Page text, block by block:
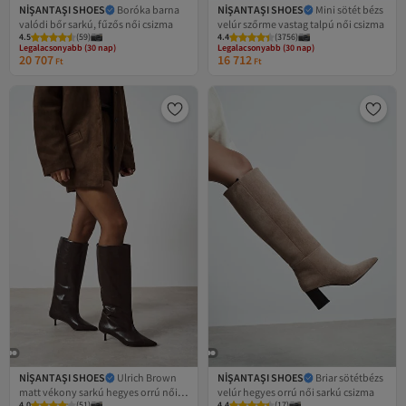
NİŞANTAŞI SHOES
Boróka barna
valódi bőr sarkú, fűzős női csizma
4.5 (59)
Legalacsonyabb (30 nap)
Ingyenes szállítás
Legalacsonyabb (30 nap)
20 707 Ft
NİŞANTAŞI SHOES
Mini sötét bézs
velúr szőrme vastag talpú női csizma
4.4 (3756)
Legalacsonyabb (30 nap)
Ingyenes szállítás
Legalacsonyabb (30 nap)
16 712 Ft
NİŞANTAŞI SHOES
Ulrich Brown
matt vékony sarkú hegyes orrú női
NİŞANTAŞI SHOES
Briar sötétbézs
velúr hegyes orrú női sarkú csizma